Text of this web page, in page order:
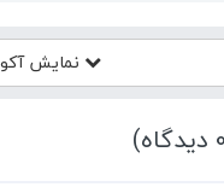
نمایش